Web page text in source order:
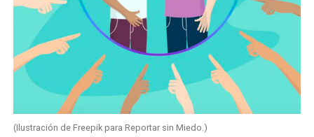
(Ilustración de Freepik para Reportar sin Miedo.)